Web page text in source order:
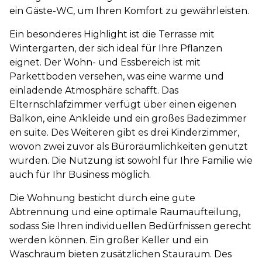
ein Gäste-WC, um Ihren Komfort zu gewährleisten.
Ein besonderes Highlight ist die Terrasse mit
Wintergarten, der sich ideal für Ihre Pflanzen
eignet. Der Wohn- und Essbereich ist mit
Parkettboden versehen, was eine warme und
einladende Atmosphäre schafft. Das
Elternschlafzimmer verfügt über einen eigenen
Balkon, eine Ankleide und ein großes Badezimmer
en suite. Des Weiteren gibt es drei Kinderzimmer,
wovon zwei zuvor als Büroräumlichkeiten genutzt
wurden. Die Nutzung ist sowohl für Ihre Familie wie
auch für Ihr Business möglich.
Die Wohnung besticht durch eine gute
Abtrennung und eine optimale Raumaufteilung,
sodass Sie Ihren individuellen Bedürfnissen gerecht
werden können. Ein großer Keller und ein
Waschraum bieten zusätzlichen Stauraum. Des